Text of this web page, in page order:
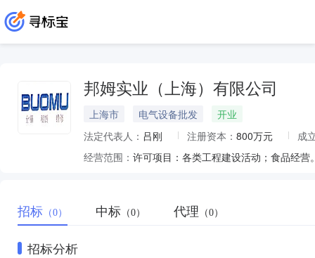
邦姆实业（上海）有限公司
上海市 电气设备批发
开业
法定代表人： 吕刚 注册资本： 800万元
成
经营范围：
招标 （0） 中标 （0） 代理 （0）
招标分析